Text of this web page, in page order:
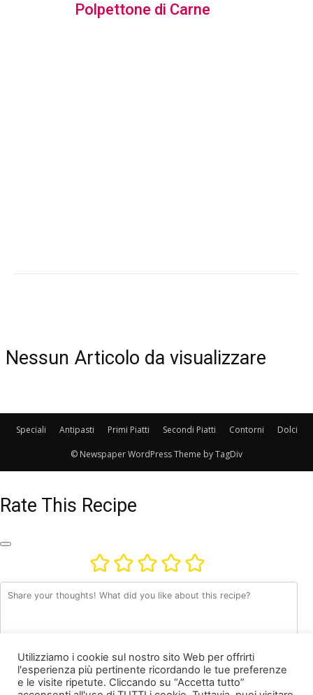
Polpettone di Carne
Nessun Articolo da visualizzare
Speciali Antipasti Primi Piatti Secondi Piatti Contorni Dolci
© Newspaper WordPress Theme by TagDiv
Utilizziamo i cookie sul nostro sito Web per offrirti
l'esperienza più pertinente ricordando le tue preferenze
e le visite ripetute. Cliccando su “Accetta tutto”
Rate This Recipe